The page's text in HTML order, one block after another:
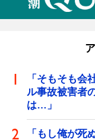
「そもそも
ル事故被害者
は…」
「もし俺が死